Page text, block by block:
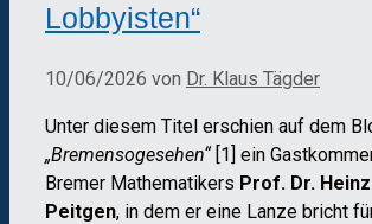
Lobbyisten“
10/06/2026 von Dr. Klaus Tägder
Unter diesem Titel erschien auf dem
„Bremensogesehen“[1] ein
Bremer Mathematikers Prof. Dr.
Peitgen, in dem er eine Lanze bricht